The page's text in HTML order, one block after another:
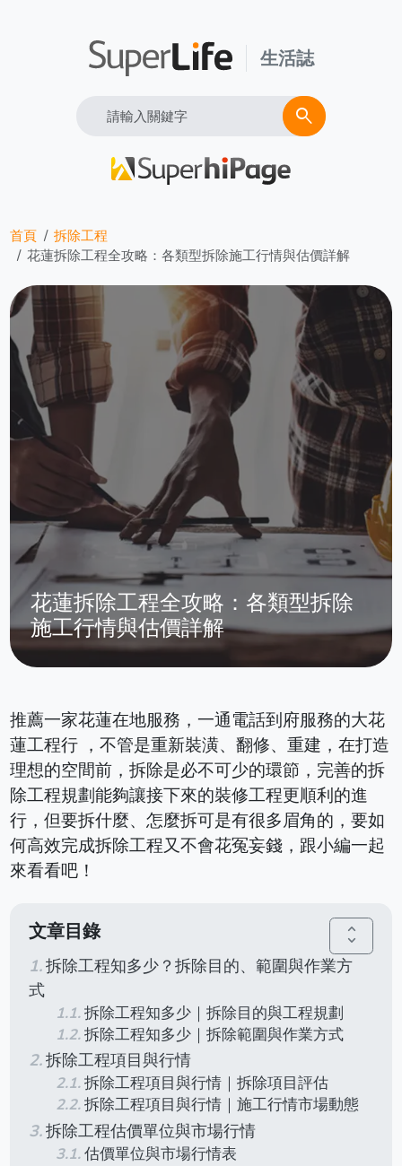
生活誌
Search search
首頁
拆除工程
花蓮拆除工程全攻略：各類型拆除施工行情與估價詳解
花蓮拆除工程全攻略：各類型拆除
施工行情與估價詳解
推薦一家花蓮在地服務，一通電話到府服務的大花
蓮工程行 ，不管是重新裝潢、翻修、重建，在打造
理想的空間前，拆除是必不可少的環節，完善的拆
除工程規劃能夠讓接下來的裝修工程更順利的進
行，但要拆什麼、怎麼拆可是有很多眉角的，要如
何高效完成拆除工程又不會花冤妄錢，跟小編一起
來看看吧！
文章目錄 unfold_more
拆除工程知多少？拆除目的、範圍與作業方
式
拆除工程知多少｜拆除目的與工程規劃
拆除工程知多少｜拆除範圍與作業方式
拆除工程項目與行情
拆除工程項目與行情｜拆除項目評估
拆除工程項目與行情｜施工行情市場動態
拆除工程估價單位與市場行情
估價單位與市場行情表